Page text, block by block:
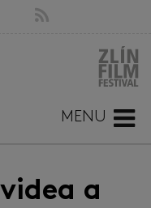
MENU
a